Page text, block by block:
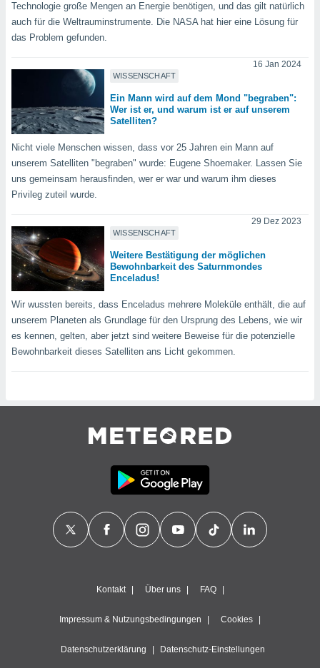
Technologie große Mengen an Energie benötigen, und das gilt natürlich
auch für die Weltrauminstrumente. Die NASA hat hier eine Lösung für
das Problem gefunden.
WISSENSCHAFT
16 Jan 2024
Ein Mann wird auf dem Mond "begraben":
Wer ist er, und warum ist er auf unserem
Satelliten?
Nicht viele Menschen wissen, dass vor 25 Jahren ein Mann auf
unserem Satelliten "begraben" wurde: Eugene Shoemaker. Lassen Sie
uns gemeinsam herausfinden, wer er war und warum ihm dieses
Privileg zuteil wurde.
WISSENSCHAFT
29 Dez 2023
Weitere Bestätigung der möglichen
Bewohnbarkeit des Saturnmondes
Enceladus!
Wir wussten bereits, dass Enceladus mehrere Moleküle enthält, die auf
unserem Planeten als Grundlage für den Ursprung des Lebens, wie wir
es kennen, gelten, aber jetzt sind weitere Beweise für die potenzielle
Bewohnbarkeit dieses Satelliten ans Licht gekommen.
Kontakt Über uns FAQ
Impressum & Nutzungsbedingungen Cookies
Datenschutzerklärung Datenschutz-Einstellungen